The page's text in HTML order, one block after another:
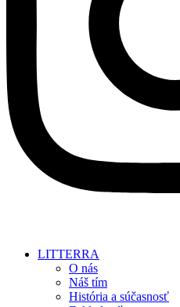
LITTERRA
O nás
Náš tím
História a súčasnosť